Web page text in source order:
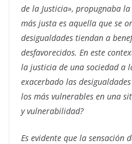
de la Justicia», propugnaba
más justa es aquella que se
desigualdades tiendan a
desfavorecidos. En este
la justicia de una sociedad a
exacerbado las
los más vulnerables en una
y vulnerabilidad?
Es evidente que la sensación